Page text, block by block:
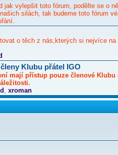
jak vylepšit toto fórum, podělte se o
silách, tak budeme toto fórum
o těch z nás,kterých si nejvíce na
Klubu přátel IGO
mají přístup pouze členové Klubu
xroman